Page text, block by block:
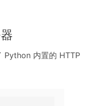
Python 内置的 HTTP